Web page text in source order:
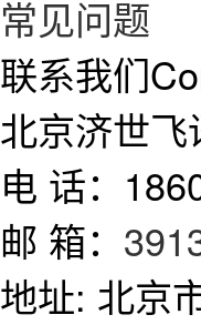
常见问题
联系我们
北京济世
电 话：
邮 箱：
地址: 北京